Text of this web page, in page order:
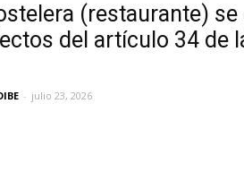
(restaurante)
del artículo 34 de
- julio 23, 2026